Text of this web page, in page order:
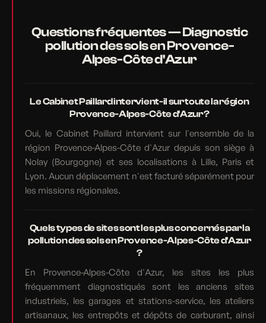
Questions fréquentes — Diagnostic
pollution des sols en Provence-
Alpes-Côte d'Azur
Le Cabinet Paillard intervient-il sur toute la région
Provence-Alpes-Côte d'Azur ?
Oui, le Cabinet Paillard intervient sur l'ensemble de la
région Provence-Alpes-Côte d'Azur depuis son siège à
Nolay (Bourgogne) et ses localisations à Lille, Paris et
Lyon. Aucun déplacement n'est facturé séparément pour
les missions régionales.
Quels types de sites sont les plus concernés par la
pollution des sols en Provence-Alpes-Côte d'Azur
?
En Provence-Alpes-Côte d'Azur, les sites les plus
fréquemment diagnostiqués sont les anciens sites
industriels, les garages et stations-service, les ateliers
artisanaux, les entrepôts et dépôts de carburant, ainsi